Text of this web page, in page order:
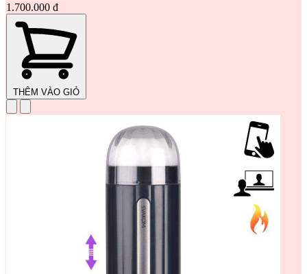
1.700.000 đ
THÊM VÀO GIỎ